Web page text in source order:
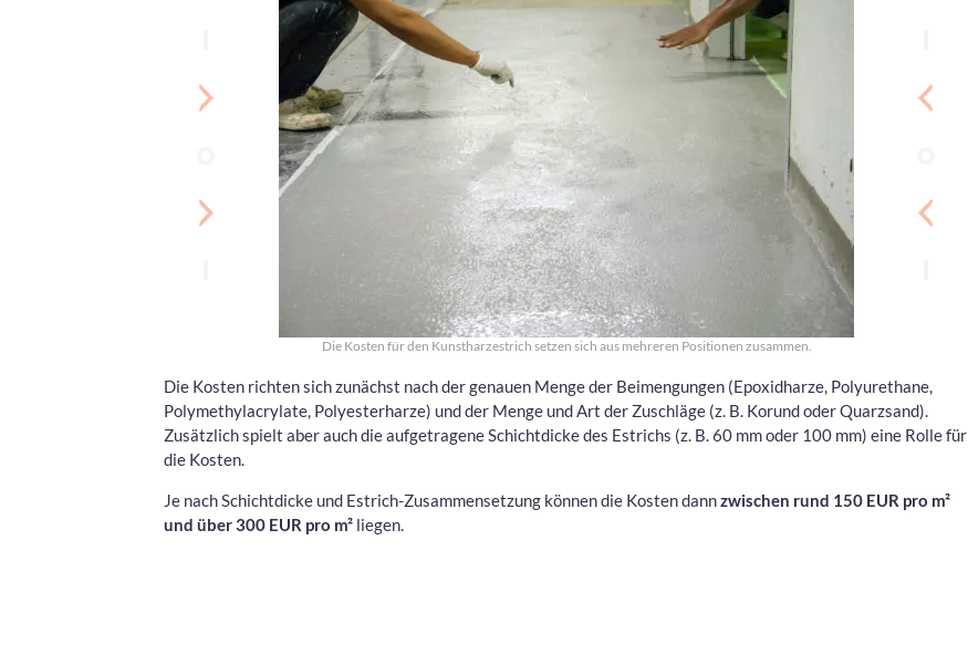
Die Kosten für den Kunstharzestrich setzen sich aus mehreren Positionen zusammen.
Die Kosten richten sich zunächst nach der genauen Menge der Beimengungen (Epoxidharze, Polyurethane,
Polymethylacrylate, Polyesterharze) und der Menge und Art der Zuschläge (z. B. Korund oder Quarzsand).
Zusätzlich spielt aber auch die aufgetragene Schichtdicke des Estrichs (z. B. 60 mm oder 100 mm) eine Rolle für
die Kosten.
Je nach Schichtdicke und Estrich-Zusammensetzung können die Kosten dannzwischen rund 150 EUR pro m²
und über 300 EUR pro m² liegen.